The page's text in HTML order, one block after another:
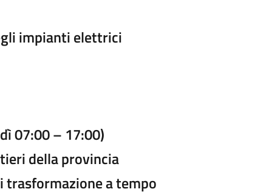
impianti elettrici
07:00 – 17:00)
della provincia
trasformazione a tempo